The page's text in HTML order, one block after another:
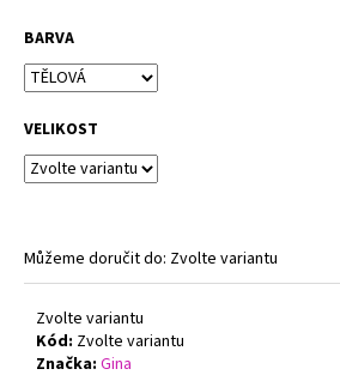
BARVA
VELIKOST
Můžeme doručit do: Zvolte variantu
Zvolte variantu
Kód: Zvolte variantu
Značka: Gina
p
o
r
č
u
m
e
PÁNSKÝ
NÁTĚLNÍK